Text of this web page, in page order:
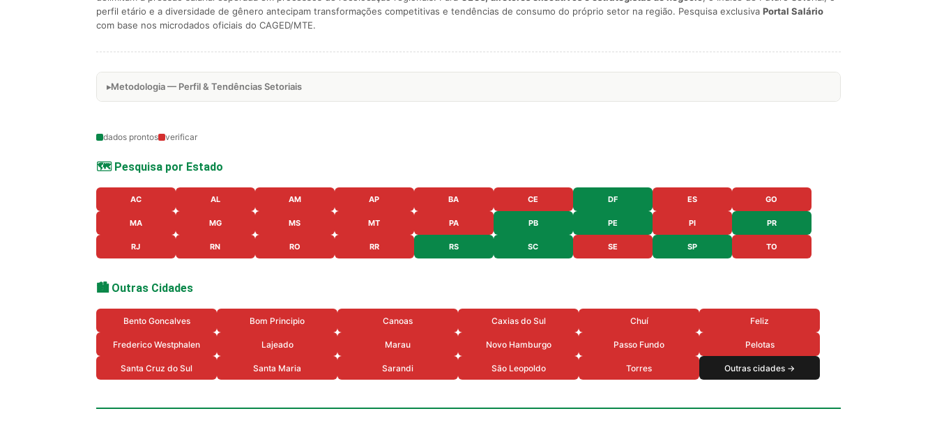
perfil etário e a diversidade de gênero antecipam transformações competitivas e tendências de consumo do próprio setor na região. Pesquisa exclusiva Portal Salário
com base nos microdados oficiais do CAGED/MTE.
Metodologia — Perfil & Tendências Setoriais
dados prontos verificar
🗺️ Pesquisa por Estado
AC AL AM AP BA CE DF ES GO
MA MG MS MT PA PB PE PI PR
RJ RN RO RR RS SC SE SP TO
🏙️ Outras Cidades
Bento Goncalves Bom Principio Canoas Caxias do Sul Chuí Feliz
Frederico Westphalen Lajeado Marau Novo Hamburgo Passo Fundo Pelotas
Santa Cruz do Sul Santa Maria Sarandi São Leopoldo Torres Outras cidades →